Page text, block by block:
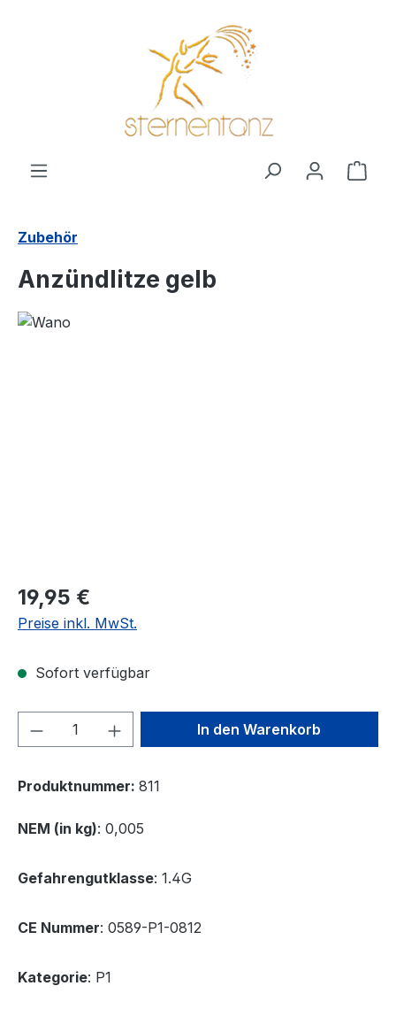
Zubehör
Anzündlitze gelb
19,95 €
Preise inkl. MwSt.
Sofort verfügbar
Produkt Anzahl: Gib denIn den Warenkorb
Produktnummer: 811
NEM (in kg): 0,005
Gefahrengutklasse: 1.4G
CE Nummer: 0589-P1-0812
Kategorie: P1